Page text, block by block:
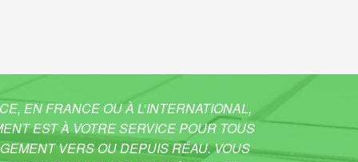
EN FRANCE OU À L’INTERNATIONAL,
EST À VOTRE SERVICE POUR TOUS
VERS OU DEPUIS RÉAU. VOUS